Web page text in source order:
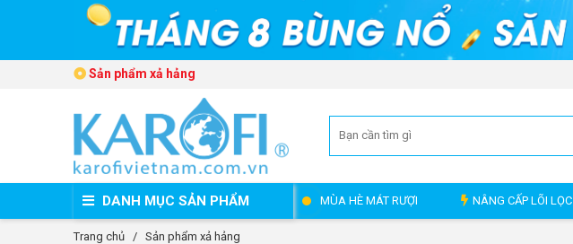
Sản phẩm xả hảng
DANH MỤC SẢN PHẨM MÙA HÈ MÁT RƯỢI NÂNG CẤP LÕI LỌC
Trang chủ / Sản phẩm xả hảng